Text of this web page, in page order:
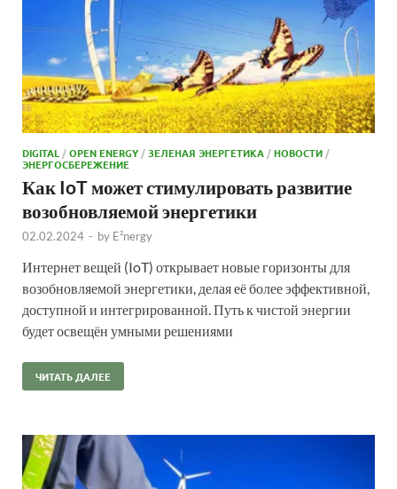
DIGITAL /OPEN ENERGY /ЗЕЛЕНАЯ ЭНЕРГЕТИКА /НОВОСТИ /
ЭНЕРГОСБЕРЕЖЕНИЕ
Как IoT может стимулировать развитие
возобновляемой энергетики
02.02.2024 - by E²nergy
Интернет вещей (IoT) открывает новые ⁤горизонты для
возобновляемой энергетики,‌ делая её более эффективной,
доступной и интегрированной. ⁢Путь к чистой энергии‍
будет освещён умными решениями
ЧИТАТЬ ДАЛЕЕ